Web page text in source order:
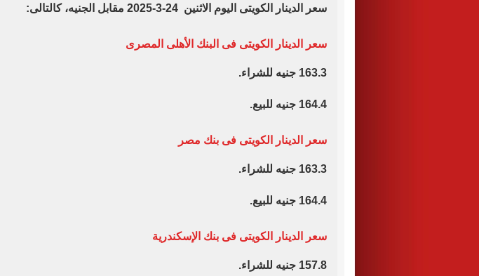
سعر الدينار الكويتى اليوم الاثنين 24-3-2025 مقابل الجنيه، كالتالى:
سعر الدينار الكويتى فى البنك الأهلى المصرى
163.3 جنيه للشراء.
164.4 جنيه للبيع.
سعر الدينار الكويتى فى بنك مصر
163.3 جنيه للشراء.
164.4 جنيه للبيع.
سعر الدينار الكويتى فى بنك الإسكندرية
157.8 جنيه للشراء.